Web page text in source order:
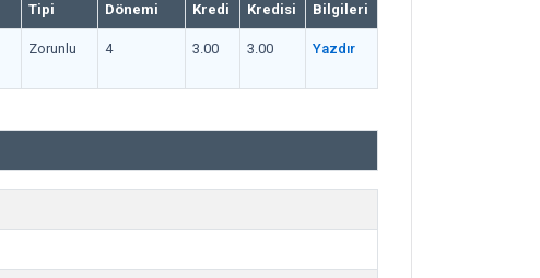
Tipi
Dönemi
Kredi
Kredisi
Bilgileri
Zorunlu 4 3.00 3.00 Yazdır